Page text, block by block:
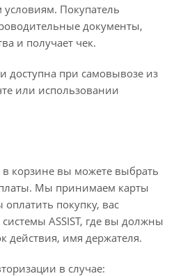
условиям. Покупатель
документы,
и получает чек.
доступна при самовывозе из
или использовании
корзине вы можете выбрать
Мы принимаем карты
покупку, вас
ASSIST, где вы должны
действия, имя держателя.
в случае: